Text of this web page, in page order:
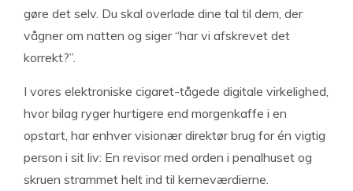
gøre det selv. Du skal overlade dine tal til dem, der
vågner om natten og siger “har vi afskrevet det
korrekt?”.
I vores elektroniske cigaret-tågede digitale virkelighed,
hvor bilag ryger hurtigere end morgenkaffe i en
opstart, har enhver visionær direktør brug for én vigtig
person i sit liv: En revisor med orden i penalhuset og
skruen strammet helt ind til kerneværdierne.